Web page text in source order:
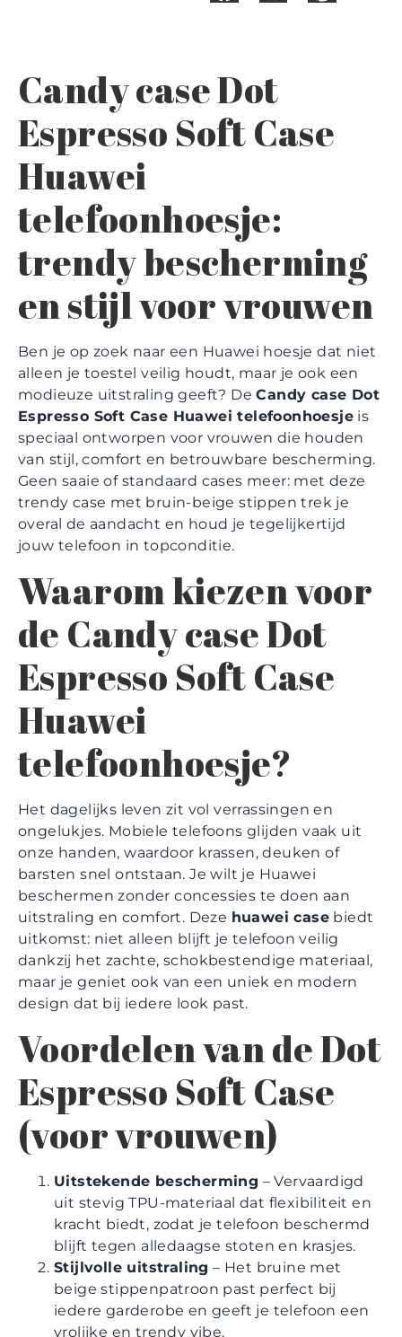
Candy case Dot
Espresso Soft Case
Huawei
telefoonhoesje:
trendy bescherming
en stijl voor vrouwen
Ben je op zoek naar een Huawei hoesje dat niet
alleen je toestel veilig houdt, maar je ook een
modieuze uitstraling geeft? DeCandy case Dot
Espresso Soft Case Huawei telefoonhoesje is
speciaal ontworpen voor vrouwen die houden
van stijl, comfort en betrouwbare bescherming.
Geen saaie of standaard cases meer: met deze
trendy case met bruin-beige stippen trek je
overal de aandacht en houd je tegelijkertijd
jouw telefoon in topconditie.
Waarom kiezen voor
de Candy case Dot
Espresso Soft Case
Huawei
telefoonhoesje?
Het dagelijks leven zit vol verrassingen en
ongelukjes. Mobiele telefoons glijden vaak uit
onze handen, waardoor krassen, deuken of
barsten snel ontstaan. Je wilt je Huawei
beschermen zonder concessies te doen aan
uitstraling en comfort. Deze huawei case biedt
uitkomst: niet alleen blijft je telefoon veilig
dankzij het zachte, schokbestendige materiaal,
maar je geniet ook van een uniek en modern
design dat bij iedere look past.
Voordelen van de Dot
Espresso Soft Case
(voor vrouwen)
Uitstekende bescherming – Vervaardigd
uit stevig TPU-materiaal dat flexibiliteit en
kracht biedt, zodat je telefoon beschermd
blijft tegen alledaagse stoten en krasjes.
Stijlvolle uitstraling – Het bruine met
beige stippenpatroon past perfect bij
iedere garderobe en geeft je telefoon een
vrolijke en trendy vibe.